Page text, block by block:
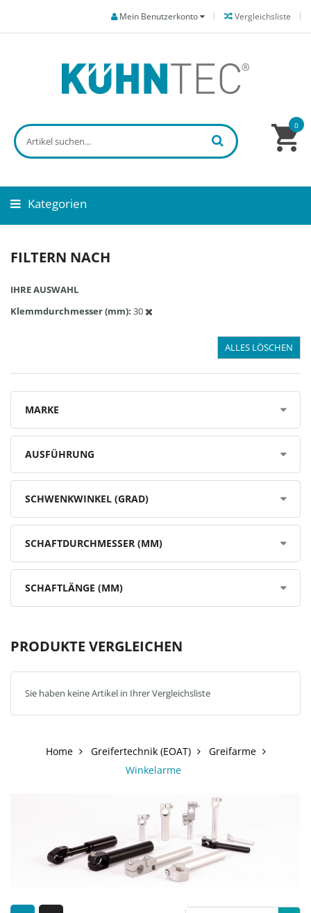
Vergleichsliste
Mein Benutzerkonto
0
Kategorien
FILTERN NACH
IHRE AUSWAHL
Klemmdurchmesser (mm) 30
ALLES LÖSCHEN
MARKE
AUSFÜHRUNG
SCHWENKWINKEL (GRAD)
SCHAFTDURCHMESSER (MM)
SCHAFTLÄNGE (MM)
PRODUKTE VERGLEICHEN
Sie haben keine Artikel in Ihrer Vergleichsliste
Home Greifertechnik (EOAT)
Greifarme
Winkelarme